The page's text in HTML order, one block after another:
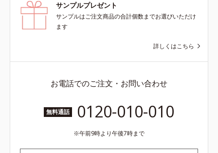
りキメを整えて毛穴を目立たなくす
る*8 すべての方に皮膚刺激がおき
ないというわけではありません※敏
ではありません）※弱酸性（ローシ
サンプルプレゼント
サンプルはご注文商品の合計個数までお選びいただけ
ます
詳しくはこちら
お電話でのご注文・お問い合わせ
無料通話 0120-010-010
午前9時より午後7時まで